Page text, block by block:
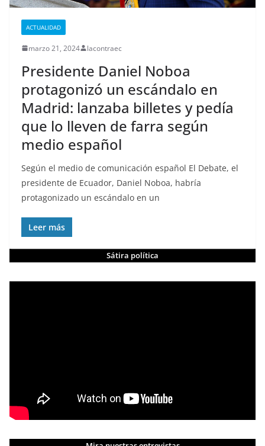
ACTUALIDAD
marzo 21, 2024 lacontraec
Presidente Daniel Noboa
protagonizó un escándalo en
Madrid: lanzaba billetes y pedía
que lo lleven de farra según
medio español
Según el medio de comunicación español El Debate, el
presidente de Ecuador, Daniel Noboa, habría
protagonizado un escándalo en un
Leer más
Sátira política